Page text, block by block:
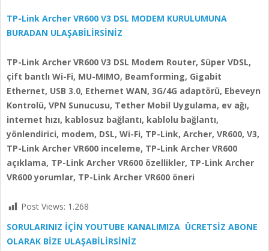
TP-Link Archer VR600 V3 DSL MODEM KURULUMUNA
BURADAN ULAŞABİLİRSİNİZ
TP-Link Archer VR600 V3 DSL Modem Router, Süper VDSL,
çift bantlı Wi-Fi, MU-MIMO, Beamforming, Gigabit
Ethernet, USB 3.0, Ethernet WAN, 3G/4G adaptörü, Ebeveyn
Kontrolü, VPN Sunucusu, Tether Mobil Uygulama, ev ağı,
internet hızı, kablosuz bağlantı, kablolu bağlantı,
yönlendirici, modem, DSL, Wi-Fi, TP-Link, Archer, VR600, V3,
TP-Link Archer VR600 inceleme, TP-Link Archer VR600
açıklama, TP-Link Archer VR600 özellikler, TP-Link Archer
VR600 yorumlar, TP-Link Archer VR600 öneri
Post Views: 1.268
SORULARINIZ İÇİN YOUTUBE KANALIMIZA ÜCRETSİZ ABONE
OLARAK BİZE ULAŞABİLİRSİNİZ